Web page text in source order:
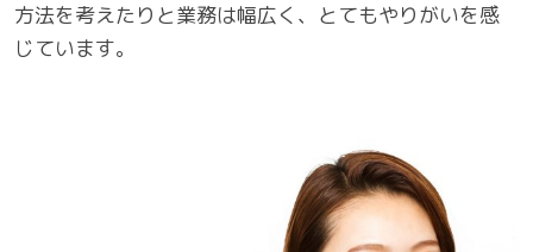
方法を考えたりと業務は幅広く、とてもやりがいを感
じています。